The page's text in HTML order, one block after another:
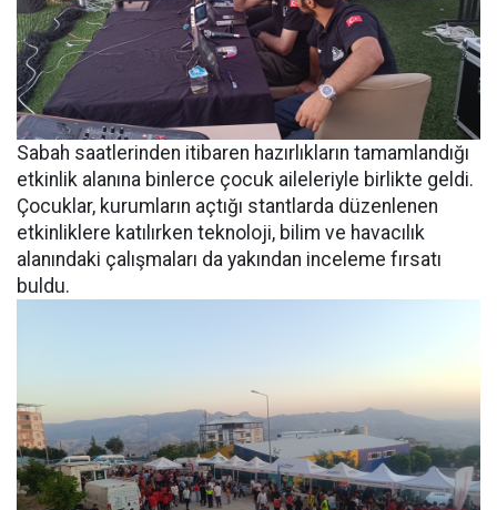
Sabah saatlerinden itibaren hazırlıkların tamamlandığı
etkinlik alanına binlerce çocuk aileleriyle birlikte geldi.
Çocuklar, kurumların açtığı stantlarda düzenlenen
etkinliklere katılırken teknoloji, bilim ve havacılık
alanındaki çalışmaları da yakından inceleme fırsatı
buldu.